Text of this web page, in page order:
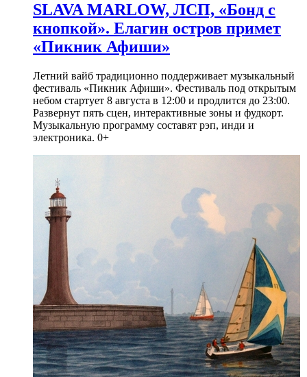
SLAVA MARLOW, ЛСП, «Бонд с
кнопкой». Елагин остров примет
«Пикник Афиши»
Летний вайб традиционно поддерживает музыкальный
фестиваль «Пикник Афиши». Фестиваль под открытым
небом стартует 8 августа в 12:00 и продлится до 23:00.
Развернут пять сцен, интерактивные зоны и фудкорт.
Музыкальную программу составят рэп, инди и
электроника. 0+